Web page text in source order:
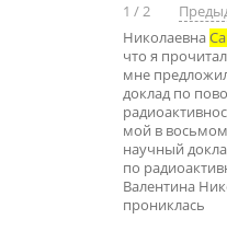
1 /2
Николаевна
что я
мне
доклад по
мой в
научный
по
Валентина
прониклась